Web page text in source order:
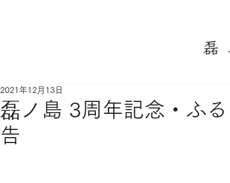
磊ノ島 3周年記念・ふ
告
2021年12月13日